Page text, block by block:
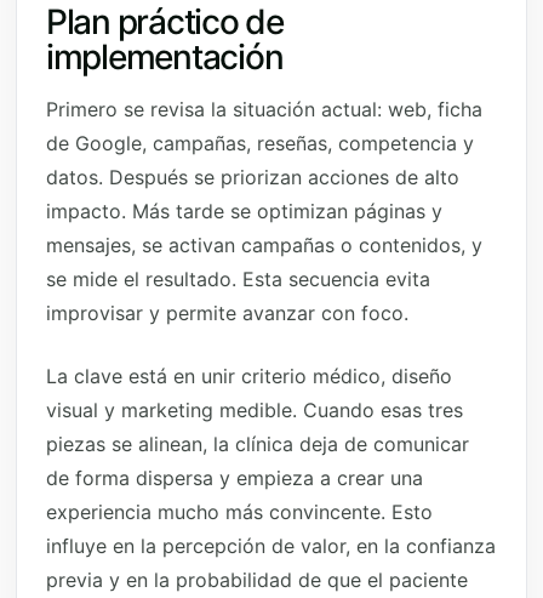
Plan práctico de
implementación
Primero se revisa la situación actual: web, ficha
de Google, campañas, reseñas, competencia y
datos. Después se priorizan acciones de alto
impacto. Más tarde se optimizan páginas y
mensajes, se activan campañas o contenidos, y
se mide el resultado. Esta secuencia evita
improvisar y permite avanzar con foco.
La clave está en unir criterio médico, diseño
visual y marketing medible. Cuando esas tres
piezas se alinean, la clínica deja de comunicar
de forma dispersa y empieza a crear una
experiencia mucho más convincente. Esto
influye en la percepción de valor, en la confianza
previa y en la probabilidad de que el paciente